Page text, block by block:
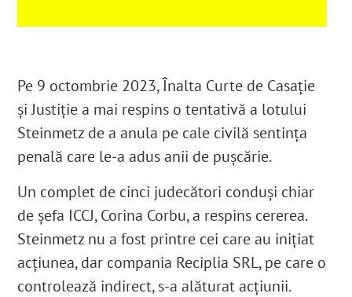
Pe 9 octombrie 2023, Înalta Curte de Casație
și Justiție a mai respins o tentativă a lotului
Steinmetz de a anula pe cale civilă sentința
penală care le-a adus anii de pușcărie.
Un complet de cinci judecători conduși chiar
de șefa ICCJ, Corina Corbu, a respins cererea.
Steinmetz nu a fost printre cei care au inițiat
acțiunea, dar compania Reciplia SRL, pe care o
controlează indirect, s-a alăturat acțiunii.